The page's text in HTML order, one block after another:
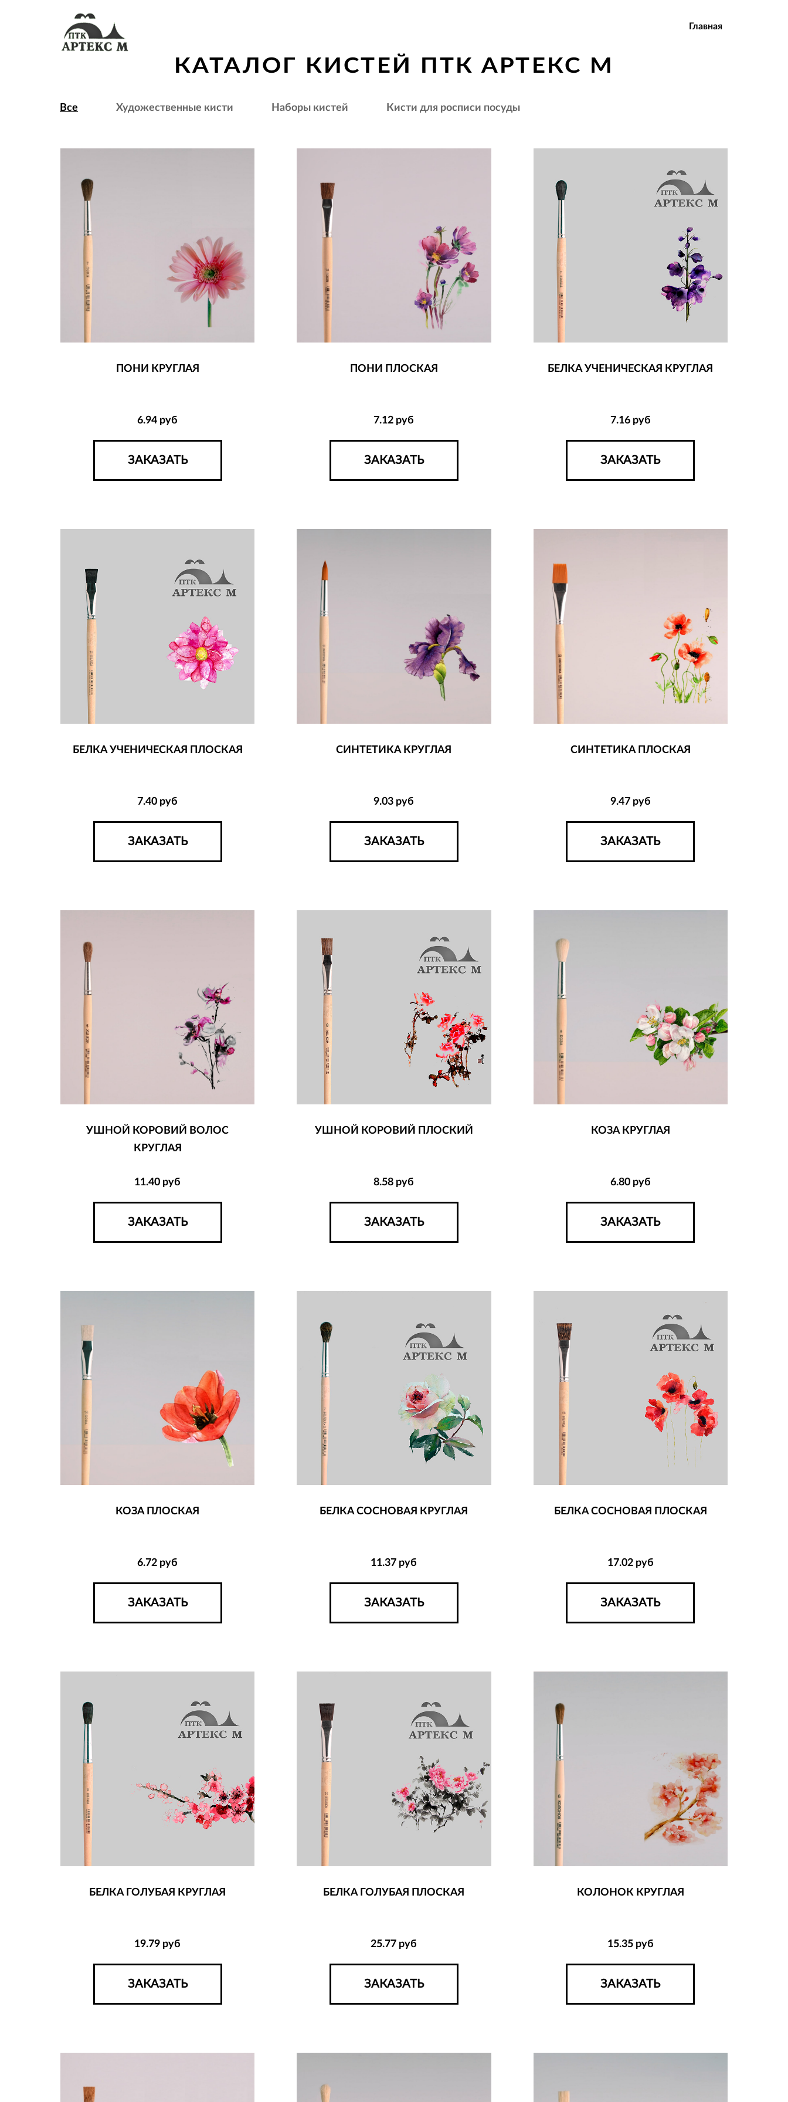
Главная
КАТАЛОГ КИСТЕЙ ПТК АРТЕКС М
Все Художественные кисти Наборы кистей Кисти для росписи посуды
ПОНИ КРУГЛАЯ
6.94 руб
ЗАКАЗАТЬ
ПОНИ ПЛОСКАЯ
7.12 руб
ЗАКАЗАТЬ
БЕЛКА УЧЕНИЧЕСКАЯ КРУГЛАЯ
7.16руб
ЗАКАЗАТЬ
БЕЛКА УЧЕНИЧЕСКАЯ ПЛОСКАЯ
7.40 руб
ЗАКАЗАТЬ
СИНТЕТИКА КРУГЛАЯ
9.03 руб
ЗАКАЗАТЬ
СИНТЕТИКА ПЛОСКАЯ
9.47руб
ЗАКАЗАТЬ
УШНОЙ КОРОВИЙ ВОЛОС
КРУГЛАЯ
11.40 руб
ЗАКАЗАТЬ
УШНОЙ КОРОВИЙ ПЛОСКИЙ
8.58 руб
ЗАКАЗАТЬ
КОЗА КРУГЛАЯ
6.80руб
ЗАКАЗАТЬ
КОЗА ПЛОСКАЯ
6.72 руб
ЗАКАЗАТЬ
БЕЛКА СОСНОВАЯ КРУГЛАЯ
11.37 руб
ЗАКАЗАТЬ
БЕЛКА СОСНОВАЯ ПЛОСКАЯ
17.02руб
ЗАКАЗАТЬ
БЕЛКА ГОЛУБАЯ КРУГЛАЯ
19.79 руб
ЗАКАЗАТЬ
БЕЛКА ГОЛУБАЯ ПЛОСКАЯ
25.77 руб
ЗАКАЗАТЬ
КОЛОНОК КРУГЛАЯ
15.35руб
ЗАКАЗАТЬ